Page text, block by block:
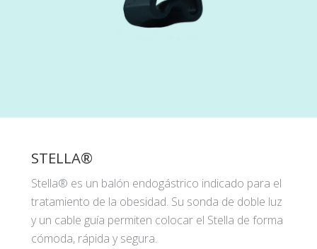
STELLA®
Stella® es un balón endogástrico indicado para el
tratamiento de la obesidad. Su sonda de doble luz
y un cable guía permiten colocar el Stella de forma
cómoda, rápida y segura.